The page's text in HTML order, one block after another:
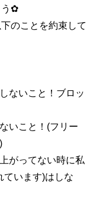
う✿
のことを約束して
ないこと！ブロッ
いこと！(フリー
がってない時に私
ています)はしな